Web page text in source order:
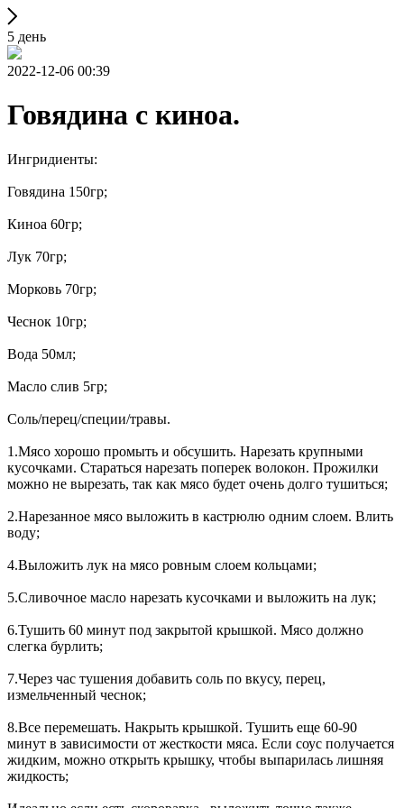
5 день
2022-12-06 00:39
Говядина с киноа.
Ингридиенты:
Говядина 150гр;
Киноа 60гр;
Лук 70гр;
Морковь 70гр;
Чеснок 10гр;
Вода 50мл;
Масло слив 5гр;
Соль/перец/специи/травы.
1.Мясо хорошо промыть и обсушить. Нарезать крупными
кусочками. Стараться нарезать поперек волокон. Прожилки
можно не вырезать, так как мясо будет очень долго тушиться;
2.Нарезанное мясо выложить в кастрюлю одним слоем. Влить
воду;
4.Выложить лук на мясо ровным слоем кольцами;
5.Сливочное масло нарезать кусочками и выложить на лук;
6.Тушить 60 минут под закрытой крышкой. Мясо должно
слегка бурлить;
7.Через час тушения добавить соль по вкусу, перец,
измельченный чеснок;
8.Все перемешать. Накрыть крышкой. Тушить еще 60-90
минут в зависимости от жесткости мяса. Если соус получается
жидким, можно открыть крышку, чтобы выпарилась лишняя
жидкость;